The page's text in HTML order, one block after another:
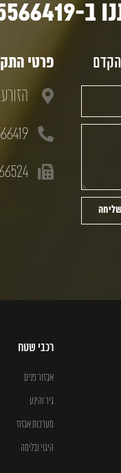
שליחה
פרטי
הזורע 4, חולון, 58833
רכבי שטח
אבזור פנים
גיר והינע
מערכות אגזוז
היגוי ובלימה